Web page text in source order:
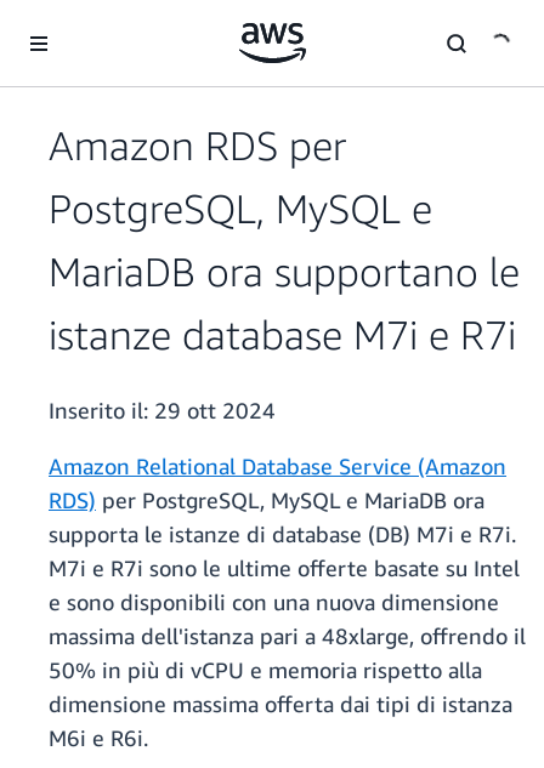
Amazon RDS per
PostgreSQL, MySQL e
MariaDB ora supportano le
istanze database M7i e R7i
Inserito il: 29 ott 2024
Amazon Relational Database Service (Amazon
RDS) per PostgreSQL, MySQL e MariaDB ora
supporta le istanze di database (DB) M7i e R7i.
M7i e R7i sono le ultime offerte basate su Intel
e sono disponibili con una nuova dimensione
massima dell'istanza pari a 48xlarge, offrendo il
50% in più di vCPU e memoria rispetto alla
dimensione massima offerta dai tipi di istanza
M6i e R6i.